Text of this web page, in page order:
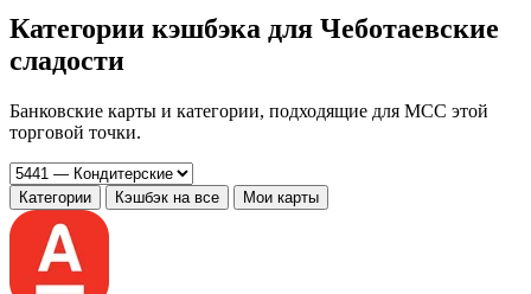
Категории кэшбэка для Чеботаевские
сладости
Банковские карты и категории, подходящие для MCC этой
торговой точки.
Категории Кэшбэк на все Мои карты